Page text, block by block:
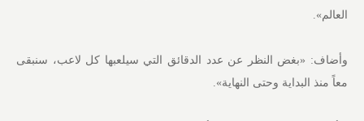
العالم».
وأضاف: «بغض النظر عن عدد الدقائق التي سيلعبها كل لاعب، سنبقى
معاً منذ البداية وحتى النهاية».